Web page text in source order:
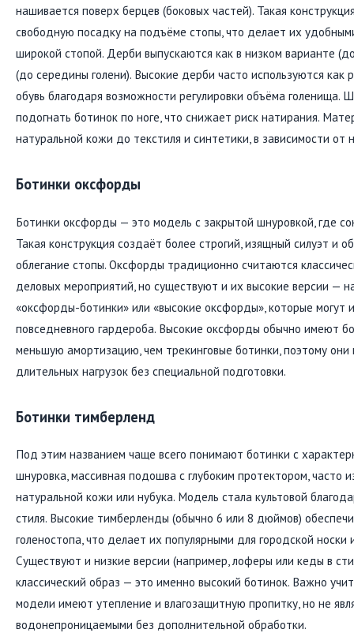
нашивается поверх берцев (боковых частей). Такая
свободную посадку на подъёме стопы, что делает их
широкой стопой. Дерби выпускаются как в низком варианте
(до середины голени). Высокие дерби часто используются как
обувь благодаря возможности регулировки объёма голенища.
подогнать ботинок по ноге, что снижает риск натирания.
натуральной кожи до текстиля и синтетики, в зависимости от
Ботинки оксфорды
Ботинки оксфорды — это модель с закрытой шнуровкой, где
Такая конструкция создаёт более строгий, изящный силуэт и
облегание стопы. Оксфорды традиционно считаются
деловых мероприятий, но существуют и их высокие версии —
«оксфорды-ботинки» или «высокие оксфорды», которые могут
повседневного гардероба. Высокие оксфорды обычно имеют
меньшую амортизацию, чем трекинговые ботинки, поэтому
длительных нагрузок без специальной подготовки.
Ботинки тимберленд
Под этим названием чаще всего понимают ботинки с
шнуровка, массивная подошва с глубоким протектором, часто
натуральной кожи или нубука. Модель стала культовой
стиля. Высокие тимберленды (обычно 6 или 8 дюймов)
голеностопа, что делает их популярными для городской носки
Существуют и низкие версии (например, лоферы или кеды в
классический образ — это именно высокий ботинок. Важно
модели имеют утепление и влагозащитную пропитку, но не
водонепроницаемыми без дополнительной обработки.